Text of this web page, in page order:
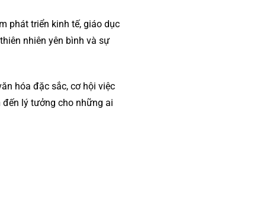
phát triển kinh tế, giáo dục
nhiên yên bình và sự
hóa đặc sắc, cơ hội việc
lý tưởng cho những ai